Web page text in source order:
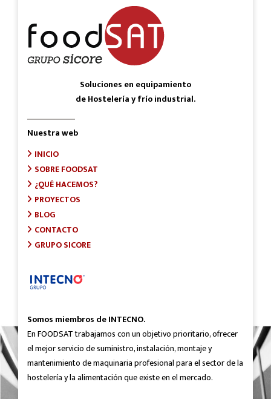
Soluciones en equipamiento
de Hostelería y frío industrial.
Nuestra web
INICIO
SOBRE FOODSAT
¿QUÉ HACEMOS?
PROYECTOS
BLOG
CONTACTO
GRUPO SICORE
Somos miembros de INTECNO.
En FOODSAT trabajamos con un objetivo prioritario, ofrecer
el mejor servicio de suministro, instalación, montaje y
mantenimiento de maquinaria profesional para el sector de la
hostelería y la alimentación que existe en el mercado.